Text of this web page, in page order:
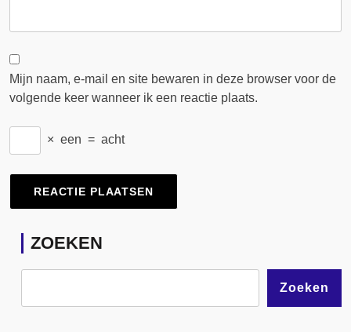
Mijn naam, e-mail en site bewaren in deze browser voor de
volgende keer wanneer ik een reactie plaats.
× een = acht
ZOEKEN
Zoeken